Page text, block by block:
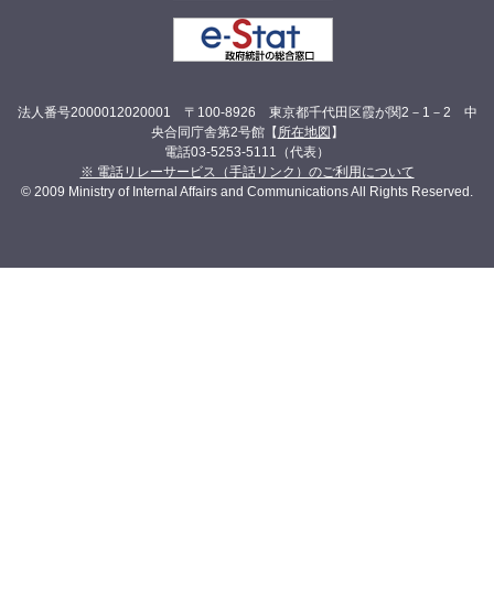
法人番号2000012020001 〒100-8926 東京都千代田区霞が関2－1－2 中
央合同庁舎第2号館【 所在地図 】
電話03-5253-5111（代表）
※ 電話リレーサービス（手話リンク）のご利用について
© 2009 Ministry of Internal Affairs and Communications All Rights Reserved.